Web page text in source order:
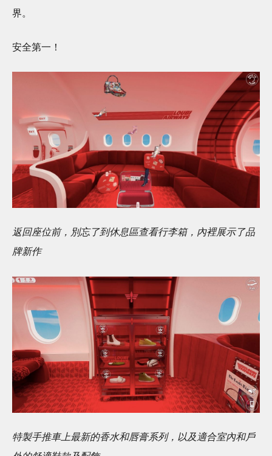
界。
安全第一！
返回座位前，別忘了到休息區查看行李箱，內裡展示了品
牌新作
特製手推車上最新的香水和唇膏系列，以及適合室內和戶